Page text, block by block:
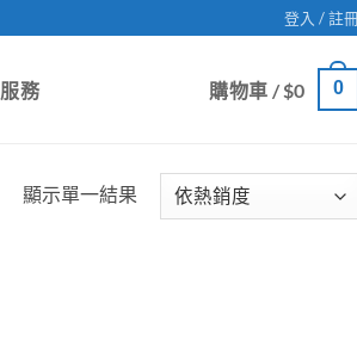
登入 / 註
務 購物車 /$0 0
顯示單一結果